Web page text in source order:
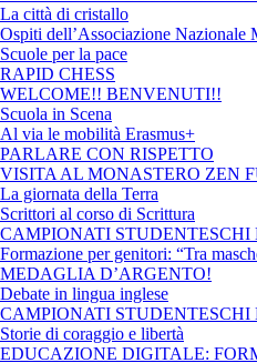
La città di cristallo
Ospiti dell’Associazione Nazionale
Scuole per la pace
RAPID CHESS
WELCOME!! BENVENUTI!!
Scuola in Scena
Al via le mobilità Erasmus+
PARLARE CON RISPETTO
VISITA AL MONASTERO ZEN
La giornata della Terra
Scrittori al corso di Scrittura
CAMPIONATI
Formazione per genitori: “Tra
MEDAGLIA D’ARGENTO!
Debate in lingua inglese
CAMPIONATI STUDENTESCHI
Storie di coraggio e libertà
EDUCAZIONE DIGITALE: